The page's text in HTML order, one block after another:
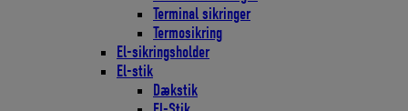
Terminal sikringer
Termosikring
El-sikringsholder
El-stik
Dækstik